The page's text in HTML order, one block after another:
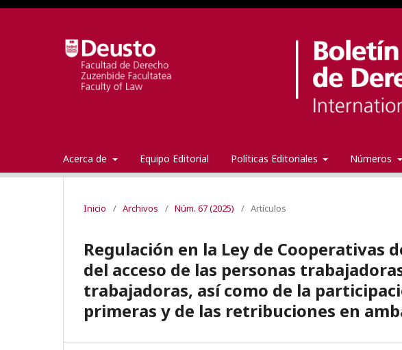
Acerca de Equipo Editorial Políticas Editoriales Números
Inicio / Archivos / Núm. 67 (2025) / Artículos
Regulación en la Ley de Cooperativas
del acceso de las personas
trabajadoras, así como de la
primeras y de las retribuciones en